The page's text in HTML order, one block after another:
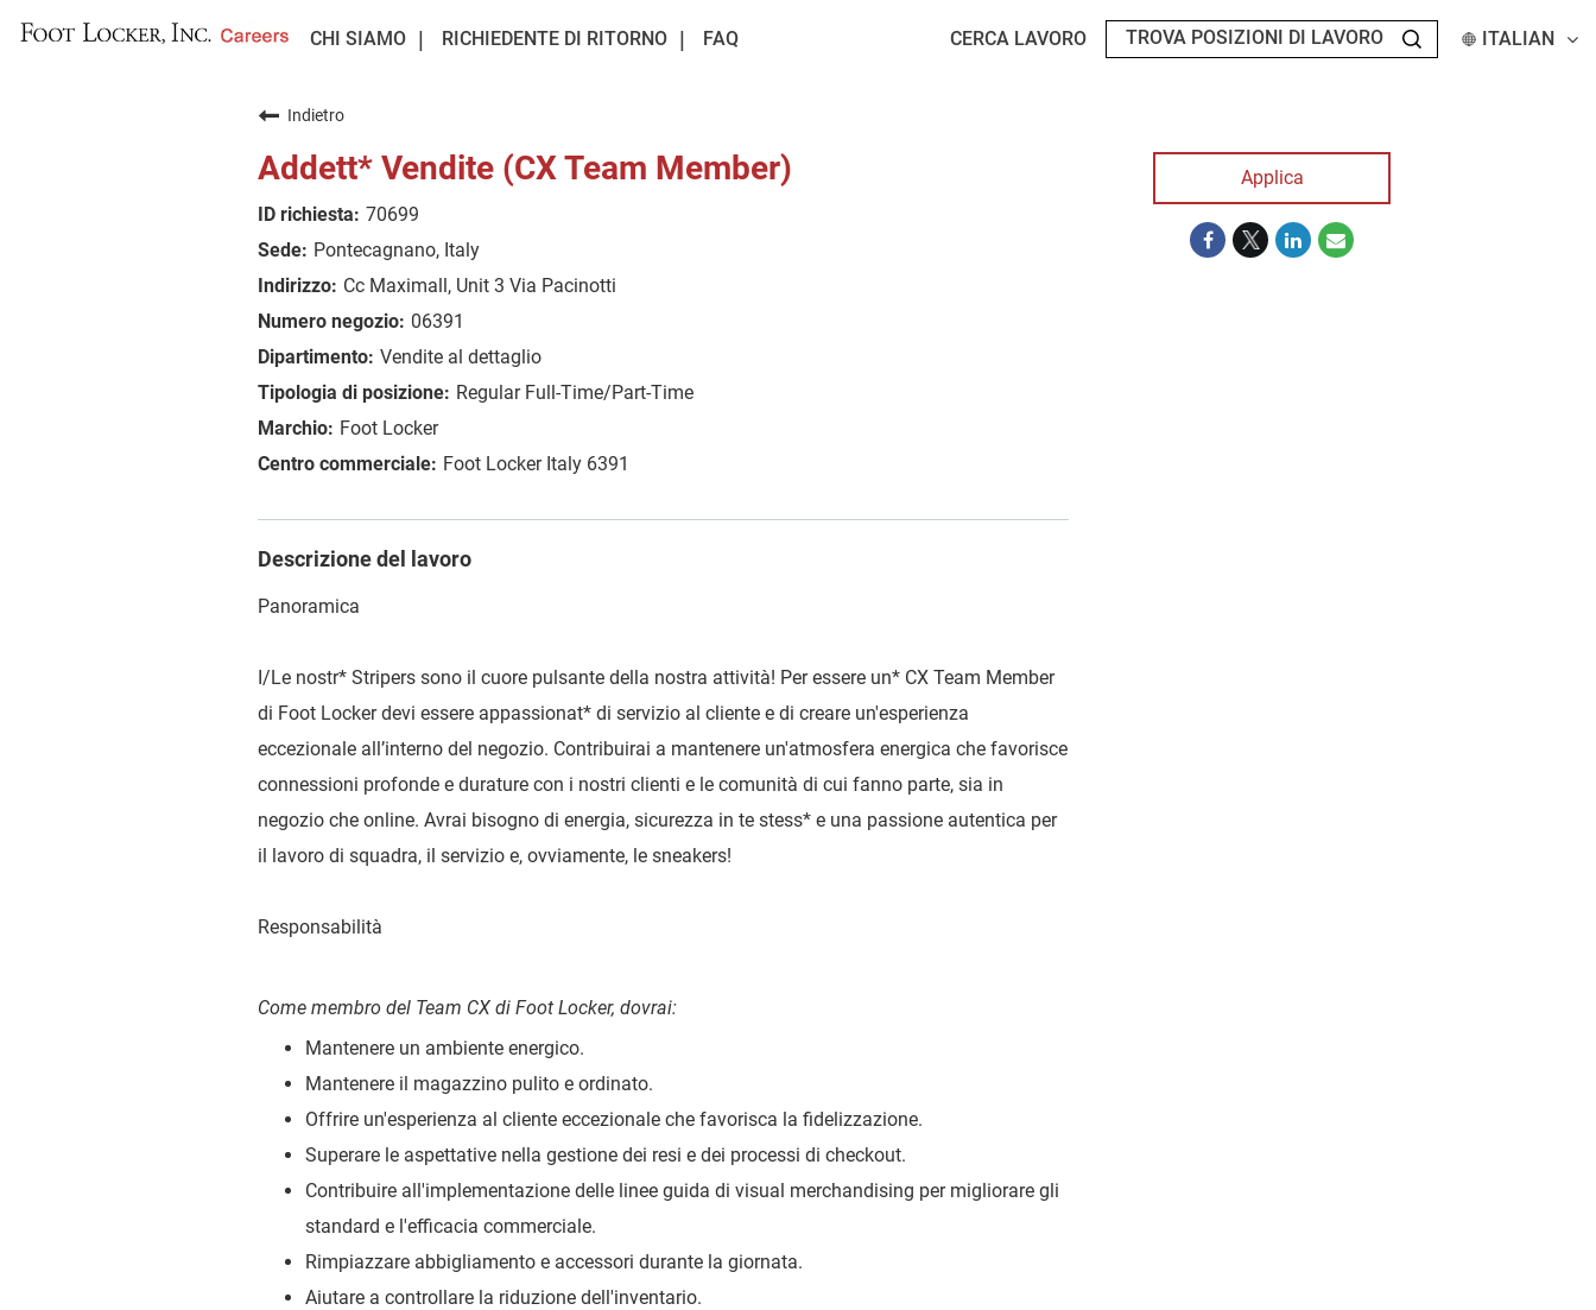
CHI SIAMO RICHIEDENTE DI RITORNO FAQ CERCA LAVORO ITALIAN
Indietro
Addett* Vendite (CX Team Member)
70699
Pontecagnano, Italy
Cc Maximall, Unit 3 Via Pacinotti
06391
Vendite al dettaglio
Regular Full-Time/Part-Time
Foot Locker
Foot Locker Italy 6391
Descrizione del lavoro
Panoramica
I/Le nostr* Stripers sono il cuore pulsante della nostra attività! Per essere un* CX Team Member
di Foot Locker devi essere appassionat* di servizio al cliente e di creare un'esperienza
eccezionale all’interno del negozio. Contribuirai a mantenere un'atmosfera energica che favorisce
connessioni profonde e durature con i nostri clienti e le comunità di cui fanno parte, sia in
negozio che online. Avrai bisogno di energia, sicurezza in te stess* e una passione autentica per
il lavoro di squadra, il servizio e, ovviamente, le sneakers!
Responsabilità
Come membro del Team CX di Foot Locker, dovrai:
Mantenere un ambiente energico.
Mantenere il magazzino pulito e ordinato.
Offrire un'esperienza al cliente eccezionale che favorisca la fidelizzazione.
Superare le aspettative nella gestione dei resi e dei processi di checkout.
Contribuire all'implementazione delle linee guida di visual merchandising per migliorare gli
standard e l'efficacia commerciale.
Rimpiazzare abbigliamento e accessori durante la giornata.
Aiutare a controllare la riduzione dell'inventario.
Applica